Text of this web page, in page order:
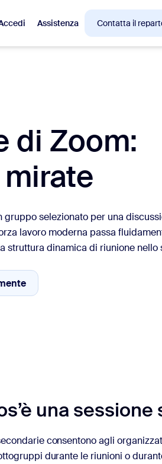
Assistenza Contatta il
Meetings
Canvas
Approfondimenti CX
di Zoom:
selezionato per una
lavoro moderna passa
struttura dinamica di riunione nello
gratuitamente
una
consentono agli
durante le riunioni o